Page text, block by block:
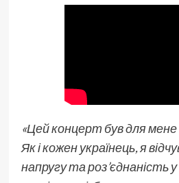
«Цей концерт був для
Як і кожен українець, я
напругу та роз’єднаність